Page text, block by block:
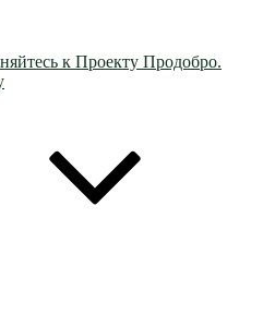
к Проекту Продобро.